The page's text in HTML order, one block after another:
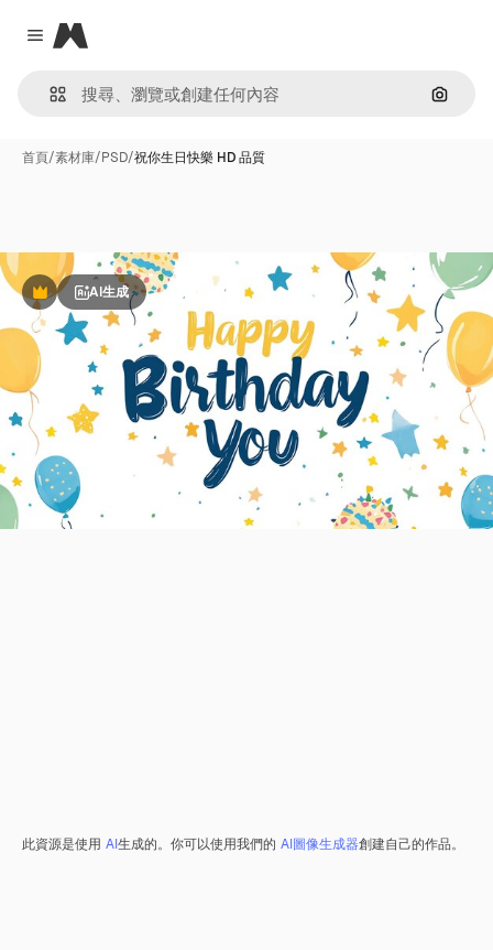
Close menu
Magnific
通過圖
首頁/素材庫/PSD/祝你生日快樂 HD 品質
PremiumAI生成
此資源是使用 AI生成的。你可以使用我們的 AI圖像生成器創建自己的作品。